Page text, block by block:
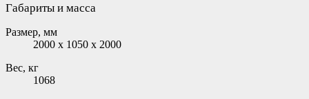
Габариты и масса
Размер, мм
2000 x 1050 x 2000
Вес, кг
1068